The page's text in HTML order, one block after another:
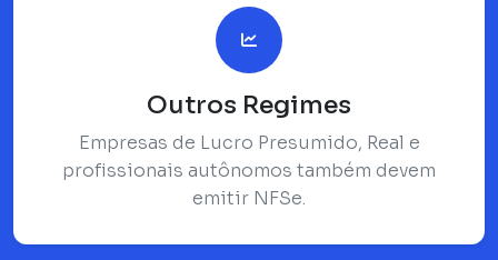
Outros Regimes
Empresas de Lucro Presumido, Real e
profissionais autônomos também devem
emitir NFSe.